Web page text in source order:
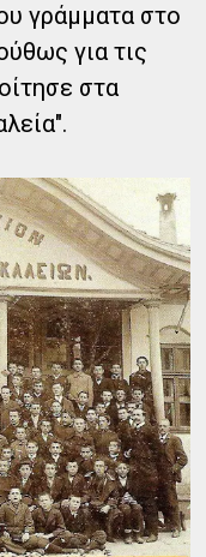
γράμματα στο
για τις
στα